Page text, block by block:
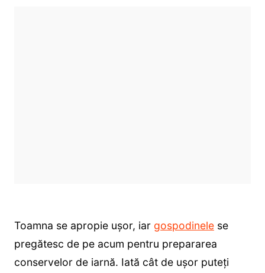
Toamna se apropie ușor, iar gospodinelese
pregătesc de pe acum pentru prepararea
conservelor de iarnă. Iată cât de ușor puteți